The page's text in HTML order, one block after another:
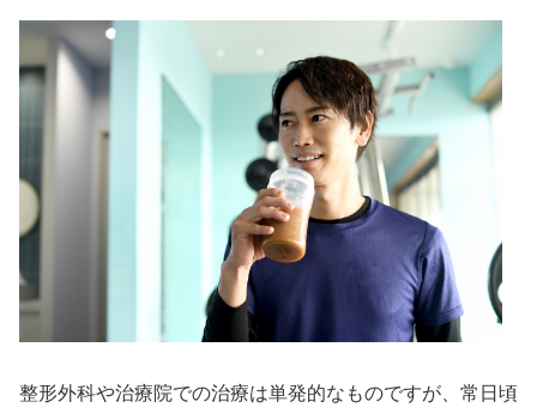
整形外科や治療院での治療は単発的なものですが、常日頃